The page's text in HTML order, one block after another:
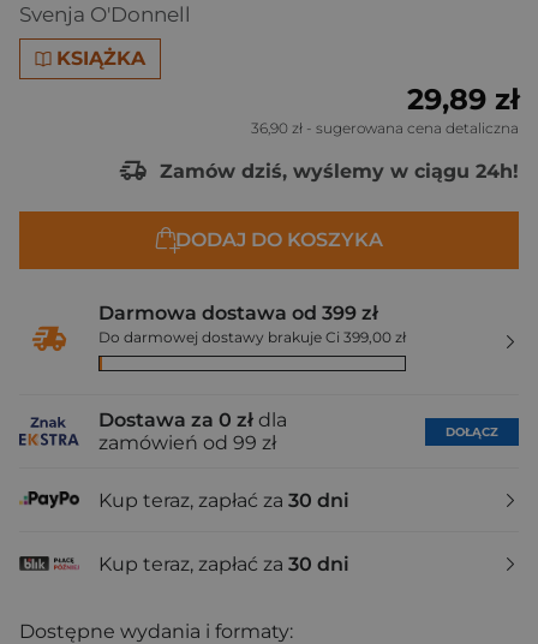
Svenja O'Donnell
KSIĄŻKA
29,89 zł
36,90 zł - sugerowana cena detaliczna
Zamów dziś, wyślemy w ciągu 24h!
DODAJ DO KOSZYKA
Darmowa dostawa od 399 zł
Do darmowej dostawy brakuje Ci 399,00 zł
Dostawa za 0 zł dla
zamówień od 99 zł
DOŁĄCZ
Kup teraz, zapłać za 30 dni
Kup teraz, zapłać za 30 dni
Dostępne wydania i formaty: